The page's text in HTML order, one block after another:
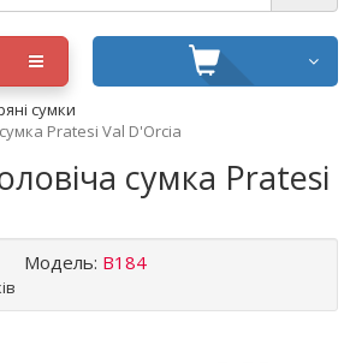
сумки
Pratesi Val D'Orcia
сумка Pratesi
Модель: B184